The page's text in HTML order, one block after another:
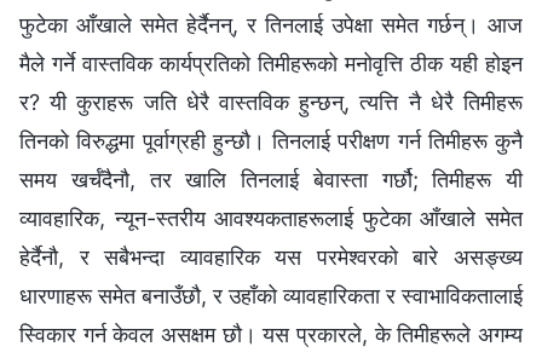
फुटेका आँखाले समेत हेर्दैनन्‌, र तिनलाई उपेक्षा समेत गर्छन्‌। आज
मैले गर्ने वास्तविक कार्यप्रतिको तिमीहरूको मनोवृत्ति ठीक यही होइन
र? यी कुराहरू जति धेरै वास्तविक हुन्छन्‌, त्यत्ति नै धेरै तिमीहरू
तिनको विरुद्धमा पूर्वाग्रही हुन्छौ। तिनलाई परीक्षण गर्न तिमीहरू कुनै
समय खर्चँदैनौ, तर खालि तिनलाई बेवास्ता गर्छौ; तिमीहरू यी
व्यावहारिक, न्यून-स्तरीय आवश्यकताहरूलाई फुटेका आँखाले समेत
हेर्दैनौ, र सबैभन्दा व्यावहारिक यस परमेश्‍वरको बारे असङ्ख्य
धारणाहरू समेत बनाउँछौ, र उहाँको व्यावहारिकता र स्वाभाविकतालाई
स्विकार गर्न केवल असक्षम छौ। यस प्रकारले, के तिमीहरूले अगम्य